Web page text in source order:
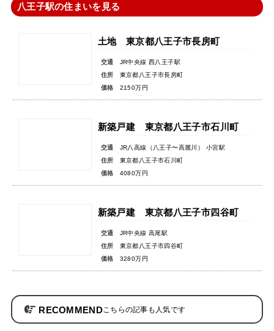
八王子駅の住まいを見る
土地 東京都八王子市長房町
交通
JR中央線 西八王子駅
住所
東京都八王子市長房町
価格
2150万円
新築戸建 東京都八王子市石川町
交通
JR八高線（八王子〜高麗川） 小宮駅
住所
東京都八王子市石川町
価格
4080万円
新築戸建 東京都八王子市四谷町
交通
JR中央線 高尾駅
住所
東京都八王子市四谷町
価格
3280万円
RECOMMEND